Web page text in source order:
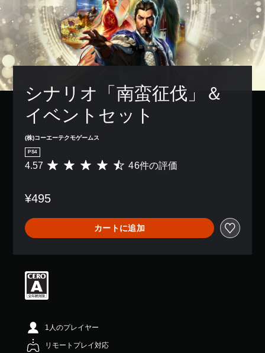
シナリオ「南蛮征伐」＆
イベントセット
(株)コーエーテクモゲームス
PS4
評
は
6
、
平
価
5
中
4
4.57 46件の評価
¥495
カートに追加
1人のプレイヤー
リモートプレイ対応